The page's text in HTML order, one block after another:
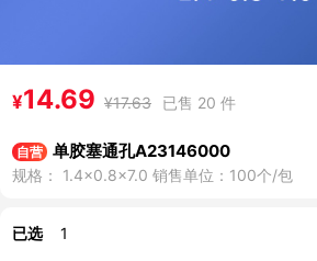
¥14.69 ¥17.63 已售 20 件
自营 单胶塞通孔A23146000
规格： 1.4×0.8×7.0 销售单位：100个/包
已选 1